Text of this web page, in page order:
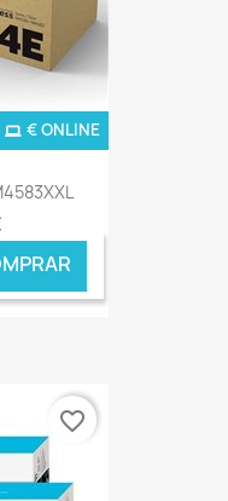
€ ONLINE
favorite_border